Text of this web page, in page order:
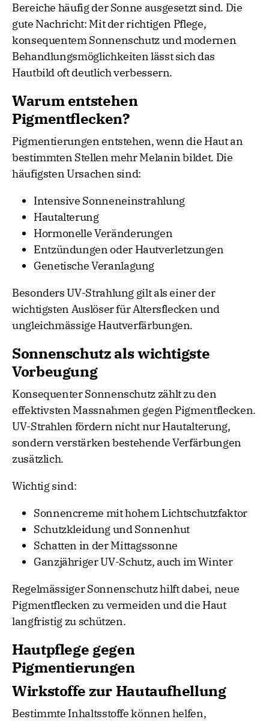
Bereiche häufig der Sonne ausgesetzt sind. Die
gute Nachricht: Mit der richtigen Pflege,
konsequentem Sonnenschutz und modernen
Behandlungsmöglichkeiten lässt sich das
Hautbild oft deutlich verbessern.
Warum entstehen
Pigmentflecken?
Pigmentierungen entstehen, wenn die Haut an
bestimmten Stellen mehr Melanin bildet. Die
häufigsten Ursachen sind:
Intensive Sonneneinstrahlung
Hautalterung
Hormonelle Veränderungen
Entzündungen oder Hautverletzungen
Genetische Veranlagung
Besonders UV-Strahlung gilt als einer der
wichtigsten Auslöser für Altersflecken und
ungleichmässige Hautverfärbungen.
Sonnenschutz als wichtigste
Vorbeugung
Konsequenter Sonnenschutz zählt zu den
effektivsten Massnahmen gegen Pigmentflecken.
UV-Strahlen fördern nicht nur Hautalterung,
sondern verstärken bestehende Verfärbungen
zusätzlich.
Wichtig sind:
Sonnencreme mit hohem Lichtschutzfaktor
Schutzkleidung und Sonnenhut
Schatten in der Mittagssonne
Ganzjähriger UV-Schutz, auch im Winter
Regelmässiger Sonnenschutz hilft dabei, neue
Pigmentflecken zu vermeiden und die Haut
langfristig zu schützen.
Hautpflege gegen
Pigmentierungen
Wirkstoffe zur Hautaufhellung
Bestimmte Inhaltsstoffe können helfen,